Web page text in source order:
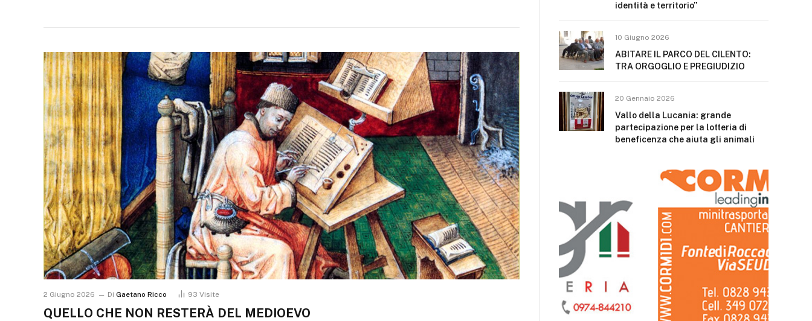
2 Giugno 2026 Di Gaetano Ricco 93 Visite
QUELLO CHE NON RESTERÀ DEL MEDIOEVO
identità e territorio”
10 Giugno 2026
ABITARE IL PARCO DEL CILENTO:
TRA ORGOGLIO E PREGIUDIZIO
20 Gennaio 2026
Vallo della Lucania: grande
partecipazione per la lotteria di
beneficenza che aiuta gli animali